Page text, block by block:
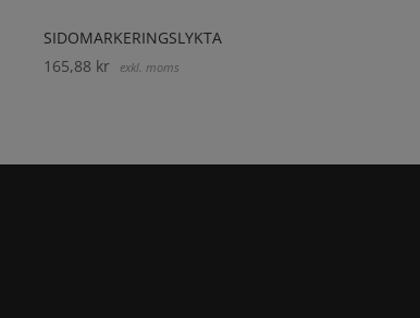
SIDOMARKERINGSLYKTA
165,88 kr exkl. moms